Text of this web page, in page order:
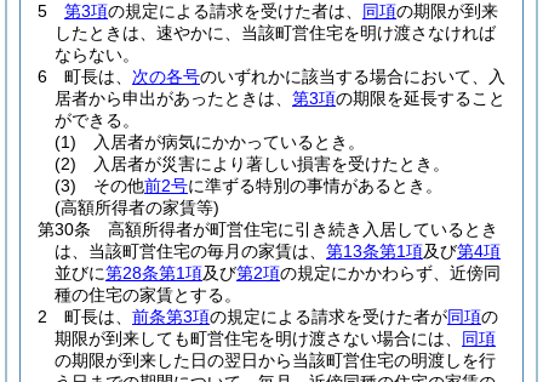
5
第3項の規定による請求を受けた者は、 同項の期限が到来
したときは、速やかに、当該町営住宅を明け渡さなければ
ならない。
6
町長は、 次の各号のいずれかに該当する場合において、入
居者から申出があったときは、 第3項の期限を延長すること
ができる。
(1)
入居者が病気にかかっているとき。
(2)
入居者が災害により著しい損害を受けたとき。
(3)
その他前2号に準ずる特別の事情があるとき。
(高額所得者の家賃等)
第30条
高額所得者が町営住宅に引き続き入居しているとき
は、当該町営住宅の毎月の家賃は、 第13条第1項及び第4項
並びに第28条第1項及び第2項の規定にかかわらず、近傍同
種の住宅の家賃とする。
2
町長は、 前条第3項の規定による請求を受けた者が同項の
期限が到来しても町営住宅を明け渡さない場合には、 同項
の期限が到来した日の翌日から当該町営住宅の明渡しを行